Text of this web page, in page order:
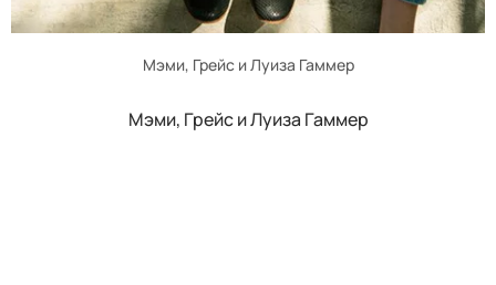
Мэми, Грейс и Луиза Гаммер
Мэми, Грейс и Луиза Гаммер